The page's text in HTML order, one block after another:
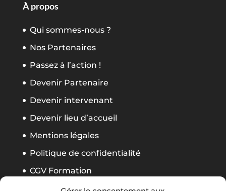
À propos
Qui sommes-nous ?
Nos Partenaires
Passez à l’action !
Devenir Partenaire
Devenir intervenant
Devenir lieu d’accueil
Mentions légales
Politique de confidentialité
CGV Formation
Règlement Foliweb Awards 2026